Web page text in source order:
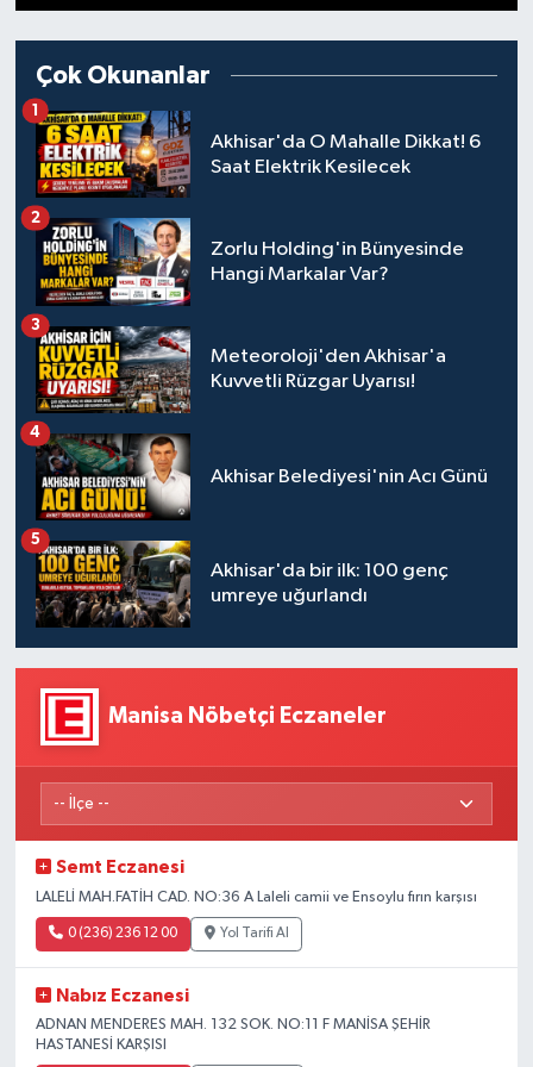
Çok Okunanlar
Akhisar'da O Mahalle Dikkat! 6
Saat Elektrik Kesilecek
1
Zorlu Holding'in Bünyesinde
Hangi Markalar Var?
2
Meteoroloji'den Akhisar'a
Kuvvetli Rüzgar Uyarısı!
3
Akhisar Belediyesi'nin Acı Günü
4
Akhisar'da bir ilk: 100 genç
umreye uğurlandı
5
Manisa Nöbetçi Eczaneler
Semt Eczanesi
LALELİ MAH.FATİH CAD. NO:36 A Laleli camii ve Ensoylu fırın karşısı
0 (236) 236 12 00 Yol Tarifi Al
Nabız Eczanesi
ADNAN MENDERES MAH. 132 SOK. NO:11 F MANİSA ŞEHİR
HASTANESİ KARŞISI
Magazin
Kadın
Yerel Haber
Akhisar Emlak
Ülke
Etiketler
Duyurular
Sektörel
Röportaj
Dünya
Yaşam
Kadın
Teknoloji
Akhisar Emlak
Ülke
Etiketler